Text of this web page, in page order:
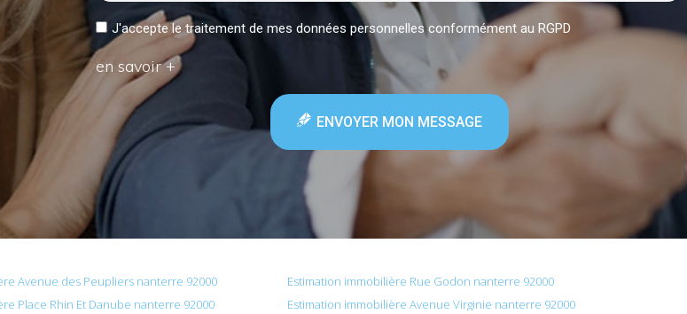
J'accepte le traitement de mes données personnelles conformément au RGPD
en savoir +
ENVOYER MON MESSAGE
Avenue des Peupliers nanterre 92000
Estimation immobilière Rue Godon nanterre 92000
Place Rhin Et Danube nanterre 92000
Estimation immobilière Avenue Virginie nanterre 92000